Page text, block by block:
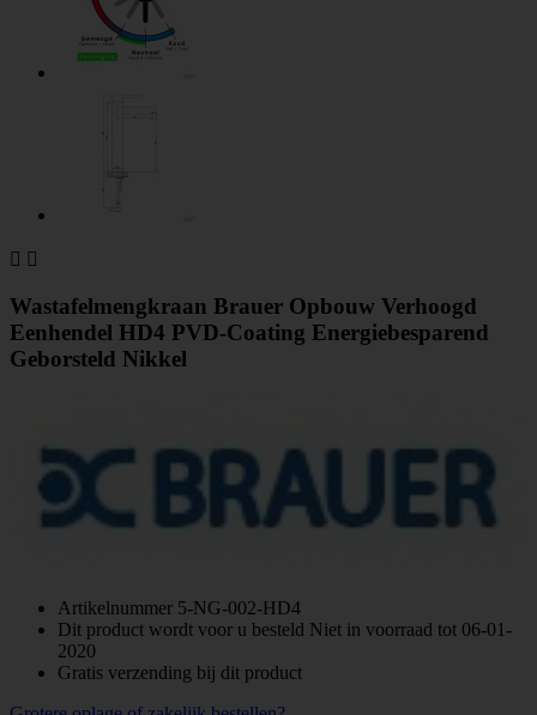
 
Wastafelmengkraan Brauer Opbouw Verhoogd
Eenhendel HD4 PVD-Coating Energiebesparend
Geborsteld Nikkel
Artikelnummer 5-NG-002-HD4
Dit product wordt voor u besteld Niet in voorraad tot 06-01-
2020
Gratis verzending bij dit product